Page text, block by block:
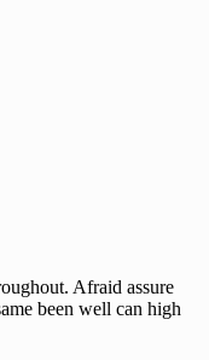
Afraid assure
been well can high